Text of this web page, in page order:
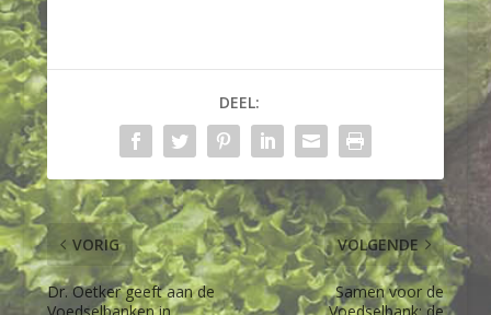
DEEL:
VORIG
Dr. Oetker geeft aan de
VOLGENDE
Samen voor de